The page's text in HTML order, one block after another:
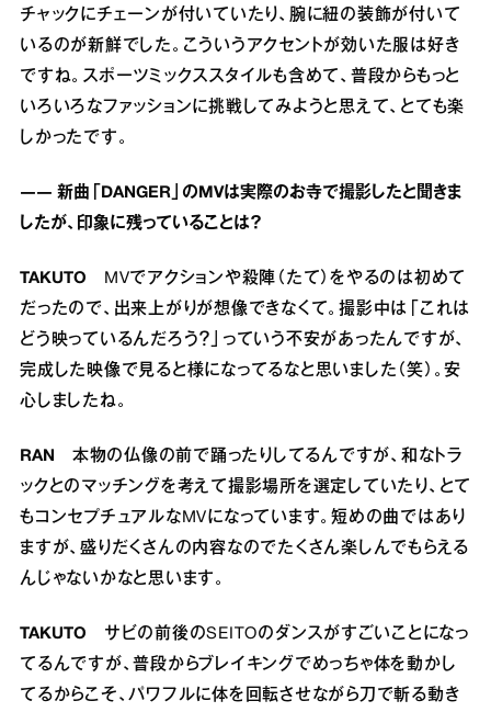
チャックにチェーンが付いていたり、腕に紐の装飾が付いて
いるのが新鮮でした。こういうアクセントが効いた服は好き
ですね。スポーツミックススタイルも含めて、普段からもっと
いろいろなファッションに挑戦してみようと思えて、とても楽
しかったです。
―― 新曲「DANGER」のMVは実際のお寺で撮影したと聞きま
したが、印象に残っていることは？
TAKUTO MVでアクションや殺陣（たて）をやるのは初めて
だったので、出来上がりが想像できなくて。撮影中は「これは
どう映っているんだろう？」っていう不安があったんですが、
完成した映像で見ると様になってるなと思いました（笑）。安
心しましたね。
RAN
本物の仏像の前で踊ったりしてるんですが、和なトラ
ックとのマッチングを考えて撮影場所を選定していたり、とて
もコンセプチュアルなMVになっています。短めの曲ではあり
ますが、盛りだくさんの内容なのでたくさん楽しんでもらえる
んじゃないかなと思います。
TAKUTO サビの前後のSEITOのダンスがすごいことになっ
てるんですが、普段からブレイキングでめっちゃ体を動かし
てるからこそ、パワフルに体を回転させながら刀で斬る動き